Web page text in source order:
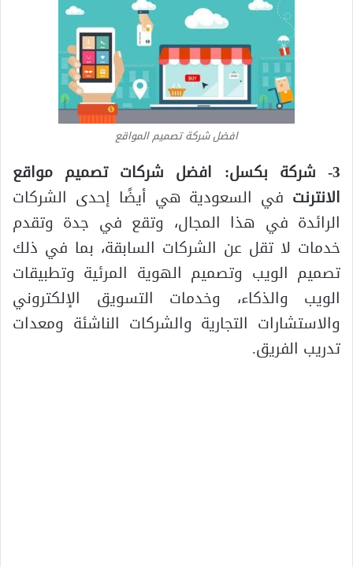
افضل شركة تصميم المواقع
3- شركة بكسل:
افضل شركات تصميم مواقع
الانترنت في السعودية هي أيضًا إحدى الشركات
الرائدة في هذا المجال، وتقع في جدة وتقدم
خدمات لا تقل عن الشركات السابقة، بما في ذلك
تصميم الويب وتصميم الهوية المرئية وتطبيقات
الويب والذكاء، وخدمات التسويق الإلكتروني
والاستشارات التجارية والشركات الناشئة ومعدات
تدريب الفريق.